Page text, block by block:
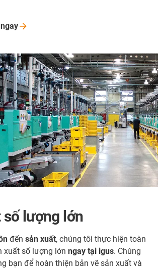
ngay
số lượng lớn
đến sản xuất, chúng tôi thực hiện toàn
xuất số lượng lớn ngay tại igus. Chúng
bạn để hoàn thiện bản vẽ sản xuất và